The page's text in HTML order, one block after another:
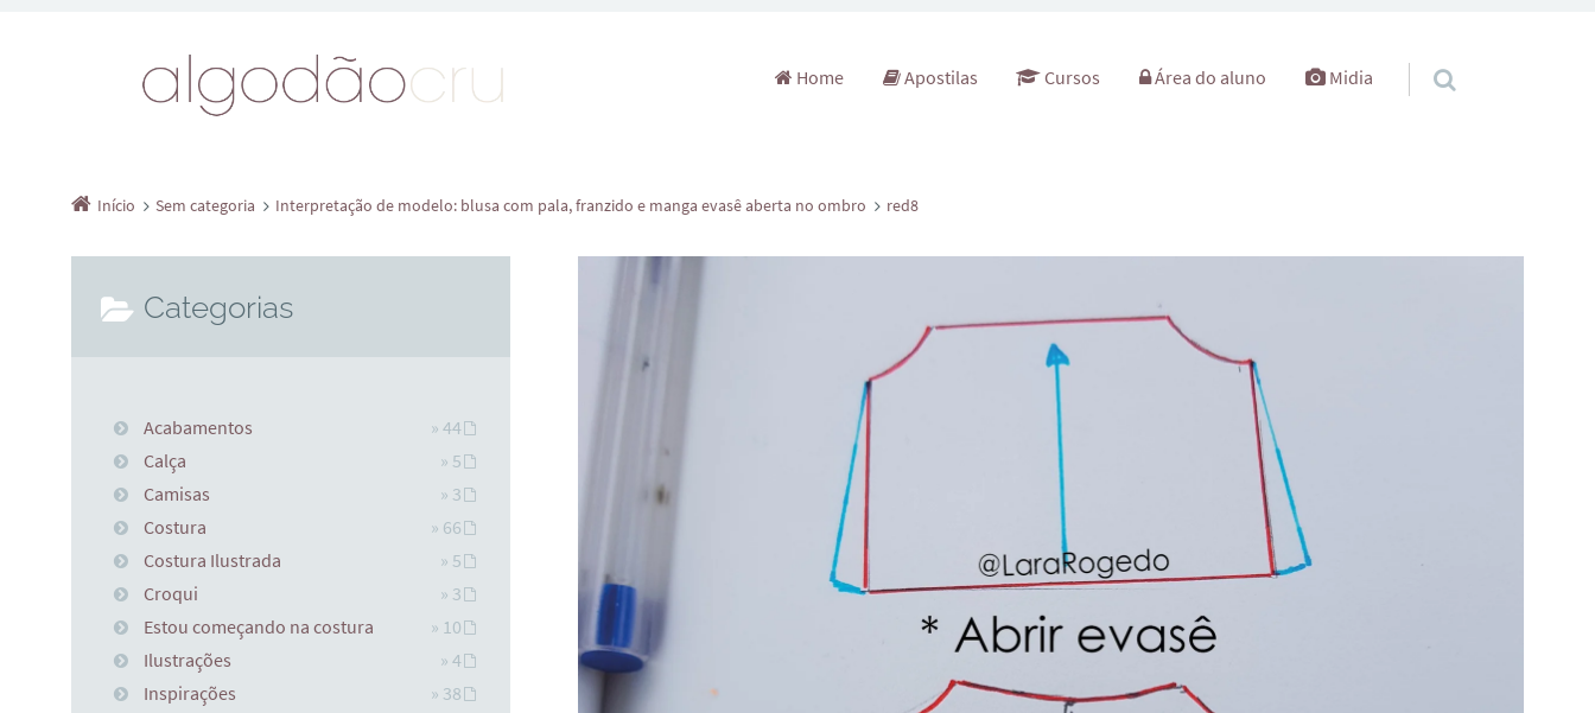
Pular para o conteúdo
Home Apostilas Cursos Área do aluno Midia
Início Sem categoria Interpretação de modelo: blusa com pala, franzido e manga evasê aberta no ombro red8
Categorias
Acabamentos
» 44
Calça
» 5
Camisas
» 3
Costura
» 66
Costura Ilustrada
» 5
Croqui
» 3
Estou começando na costura
» 10
Ilustrações
» 4
Inspirações
» 38